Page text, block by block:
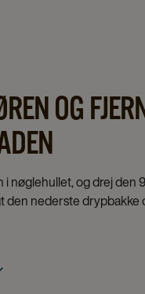
OG
nøglehullet, og drej den
den nederste drypbakke